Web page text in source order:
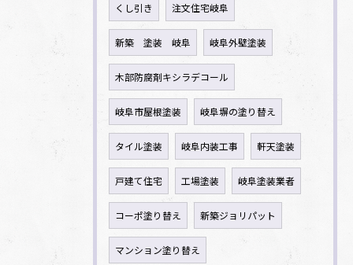
くし引き 注文住宅岐阜
新築 塗装 岐阜 岐阜外壁塗装
木部防腐剤キシラデコール
岐阜市屋根塗装 岐阜塀の塗り替え
タイル塗装 岐阜内装工事 軒天塗装
戸建て住宅 工場塗装 岐阜塗装業者
コーポ塗り替え 新築ジョリパット
マンション塗り替え